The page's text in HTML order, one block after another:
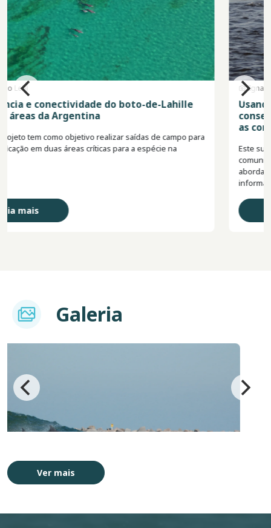
Ignacio Moreno
Usando a ciência cidadã para promover a
conservação do boto-de-Lahille em parceria com
Este subprojeto tem como objetivo fortalecer o envolvimento da
comunidade na conservação do boto-de-Lahille, utilizando uma
Leia mais
Imagem Galeria
Imagem
Ver mais